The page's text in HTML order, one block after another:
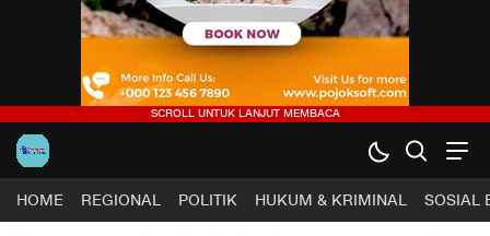
HOME REGIONAL POLITIK HUKUM & KRIMINAL SOSIAL